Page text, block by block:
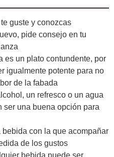
guste y conozcas
pide consejo en tu
es un plato contundente, por
igualmente potente para no
de la fabada
un refresco o un agua
ser una buena opción para
con la que acompañar
de los gustos
bebida puede ser